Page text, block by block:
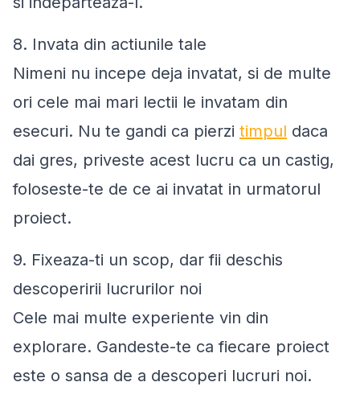
8. Invata din actiunile tale
Nimeni nu incepe deja invatat, si de multe
ori cele mai mari lectii le invatam din
esecuri. Nu te gandi ca pierzi timpul daca
dai gres, priveste acest lucru ca un castig,
foloseste-te de ce ai invatat in urmatorul
proiect.
9. Fixeaza-ti un scop, dar fii deschis
descoperirii lucrurilor noi
Cele mai multe experiente vin din
explorare. Gandeste-te ca fiecare proiect
este o sansa de a descoperi lucruri noi.